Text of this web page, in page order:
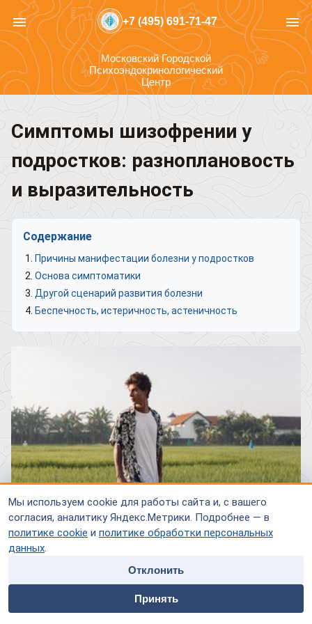
Мы используем cookie для работы сайта и, с вашего
согласия, аналитику Яндекс.Метрики. Подробнее — в
политике cookie и политике обработки персональных
данных.
Отклонить
Принять
home people
Специалисты
payment contacts
menu +7 (495) 691-71-47 menu
Московский Городской
Психоэндокринологический
Центр
Симптомы шизофрении у
подростков: разноплановость
и выразительность
Содержание
Причины манифестации болезни у подростков
Основа симптоматики
Другой сценарий развития болезни
Беспечность, истеричность, астеничность
Шизофрения является довольно характерным заболеванием
для подросткового возраста. Около 25% всех случаев
расстройства дебютируют в период от 10 до 19 лет, причем